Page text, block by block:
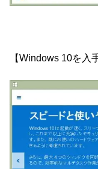
【Windows 10を入